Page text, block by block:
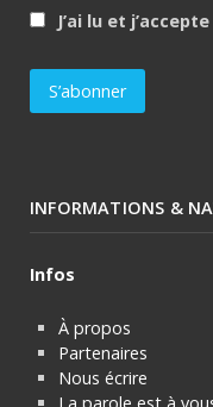
J’ai lu et
INFORMATIONS &
Infos
À propos
Partenaires
Nous écrire